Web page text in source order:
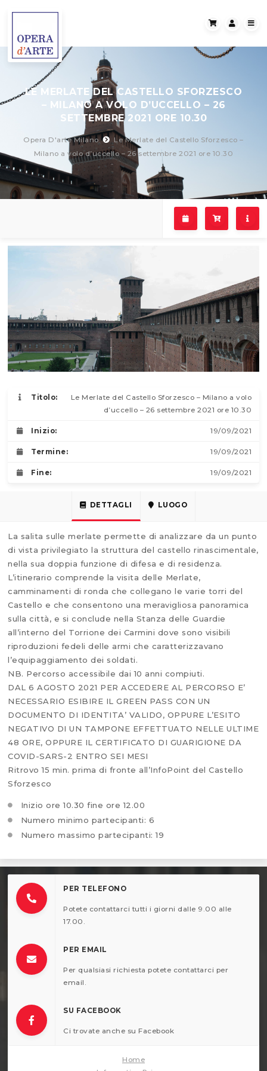
LE MERLATE DEL CASTELLO SFORZESCO
– MILANO A VOLO D’UCCELLO – 26
SETTEMBRE 2021 ORE 10.30
Opera D'arte Milano
Le Merlate del Castello Sforzesco –
Milano a volo d’uccello – 26 settembre 2021 ore 10.30
Titolo:
Le Merlate del Castello Sforzesco – Milano a volo
d’uccello – 26 settembre 2021 ore 10.30
Inizio: 19/09/2021
Termine: 19/09/2021
Fine: 19/09/2021
DETTAGLI LUOGO
La salita sulle merlate permette di analizzare da un punto
di vista privilegiato la struttura del castello rinascimentale,
nella sua doppia funzione di difesa e di residenza.
L’itinerario comprende la visita delle Merlate,
camminamenti di ronda che collegano le varie torri del
Castello e che consentono una meravigliosa panoramica
sulla città, e si conclude nella Stanza delle Guardie
all’interno del Torrione dei Carmini dove sono visibili
riproduzioni fedeli delle armi che caratterizzavano
l’equipaggiamento dei soldati.
NB. Percorso accessibile dai 10 anni compiuti.
DAL 6 AGOSTO 2021 PER ACCEDERE AL PERCORSO E’
NECESSARIO ESIBIRE IL GREEN PASS CON UN
DOCUMENTO DI IDENTITA’ VALIDO, OPPURE L’ESITO
NEGATIVO DI UN TAMPONE EFFETTUATO NELLE ULTIME
48 ORE, OPPURE IL CERTIFICATO DI GUARIGIONE DA
COVID-SARS-2 ENTRO SEI MESI
Ritrovo 15 min. prima di fronte all’InfoPoint del Castello
Sforzesco
Inizio ore 10.30 fine ore 12.00
Numero minimo partecipanti: 6
Numero massimo partecipanti: 19
PER TELEFONO
Potete contattarci tutti i giorni dalle 9.00 alle
17.00.
PER EMAIL
Per qualsiasi richiesta potete contattarci per
email.
SU FACEBOOK
Ci trovate anche su Facebook
Home